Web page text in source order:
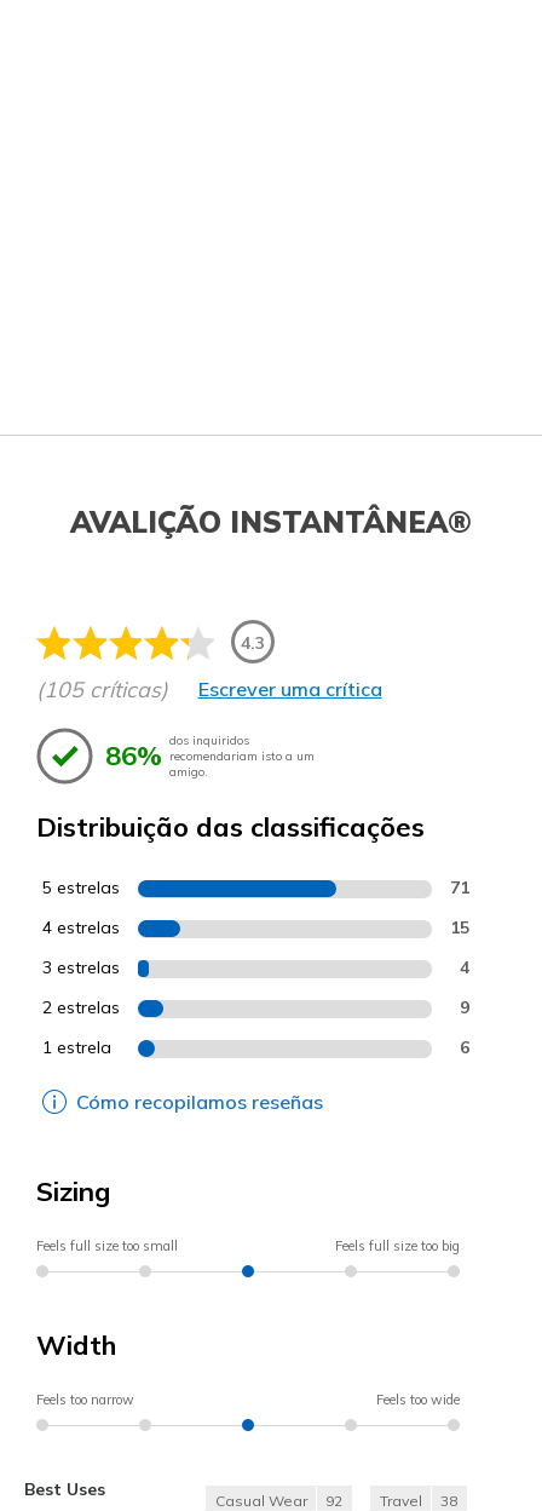
AVALIÇÃO INSTANTÂNEA®
4.3
(105 críticas) Escrever uma crítica
86% dos inquiridos
recomendariam isto a um
amigo.
Distribuição das classificações
5 estrelas 71
4 estrelas 15
3 estrelas 4
2 estrelas 9
1 estrela 6
Cómo recopilamos reseñas
Sizing
Feels full size too small Feels full size too big
Width
Feels too narrow Feels too wide
Best Uses
Casual Wear 92 Travel 38